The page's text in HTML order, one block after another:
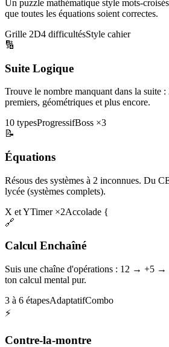
Un puzzle mathématique style mots-
que toutes les équations soient correctes.
Grille 2D4 difficultésStyle cahier
🔢
Suite Logique
Trouve le nombre manquant dans la suite
premiers, géométriques et plus encore.
10 typesProgressifBoss ×3
📝
Équations
Résous des systèmes à 2 inconnues. Du
lycée (systèmes complets).
X et YTimer ×2Accolade {
🔗
Calcul Enchaîné
Suis une chaîne d'opérations : 12 → +5
ton calcul mental pur.
3 à 6 étapesAdaptatifCombo
⚡
Contre-la-montre